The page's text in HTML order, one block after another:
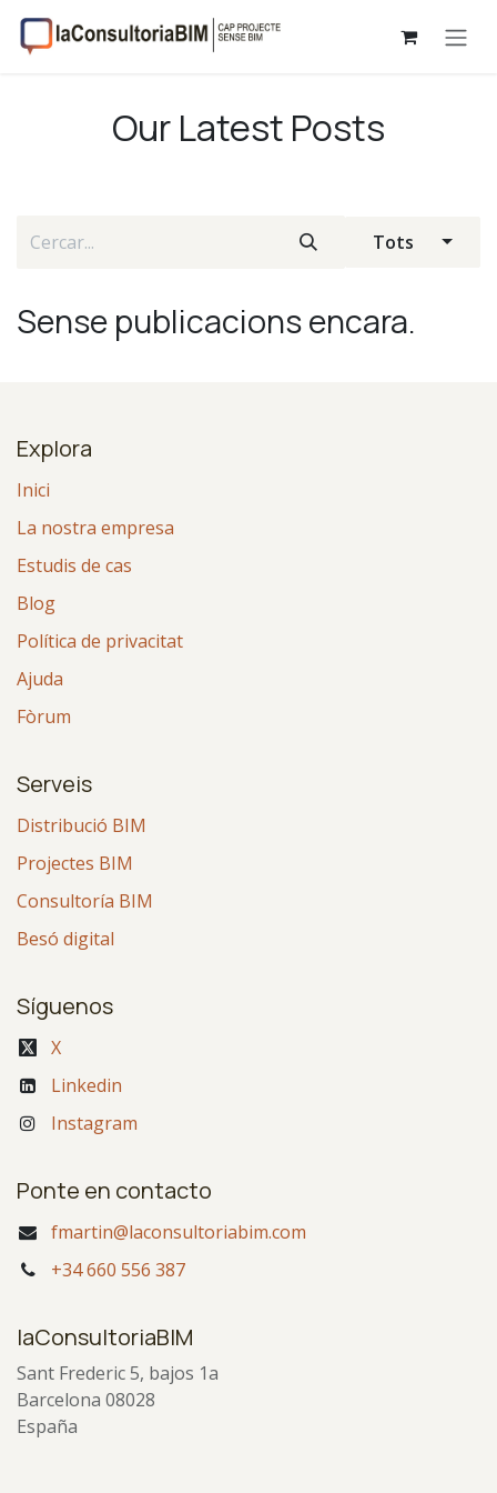
Skip to Content
Our Latest Posts
Tots
Sense publicacions encara.
Explora
Inici
La nostra empresa
Estudis de cas
Blog
Política de privacitat
Ajuda
Fòrum
Serveis
Distribució BIM
Projectes BIM
Consultoría BIM
Besó digital
Síguenos
X
Linkedin
Instagram
Ponte en contacto
fmartin@laconsultoriabim.com
+34 660 556 387
laConsultoriaBIM
Sant Frederic 5, bajos 1a
Barcelona 08028
España